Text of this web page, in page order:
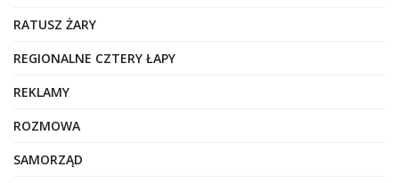
RATUSZ ŻARY
REGIONALNE CZTERY ŁAPY
REKLAMY
ROZMOWA
SAMORZĄD